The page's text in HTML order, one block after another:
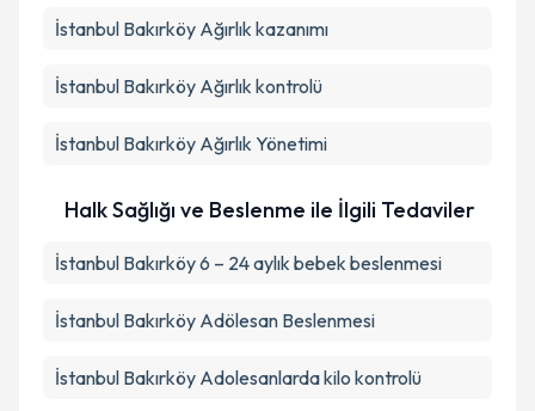
İstanbul Bakırköy Ağırlık kazanımı
İstanbul Bakırköy Ağırlık kontrolü
İstanbul Bakırköy Ağırlık Yönetimi
Halk Sağlığı ve Beslenme ile İlgili Tedaviler
İstanbul Bakırköy 6 – 24 aylık bebek beslenmesi
İstanbul Bakırköy Adölesan Beslenmesi
İstanbul Bakırköy Adolesanlarda kilo kontrolü